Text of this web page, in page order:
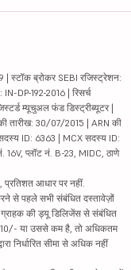
स्टॉक ब्रोकर SEBI रजिस्ट्रेशन:
DP-192-2016 | रिसर्च
म्यूचुअल फंड डिस्ट्रीब्यूटर |
तारीख: 30/07/2015 | ARN की
ID: 6363 | MCX सदस्य ID:
16V, प्लॉट नं. B-23, MIDC, ठाणे
प्रतिशत आधार पर नहीं.
से पहले सभी संबंधित दस्तावेज़ों
की ड्यू डिलिजेंस से संबंधित
₹10/- या उससे कम है, तो अधिकतम
निर्धारित सीमा से अधिक नहीं